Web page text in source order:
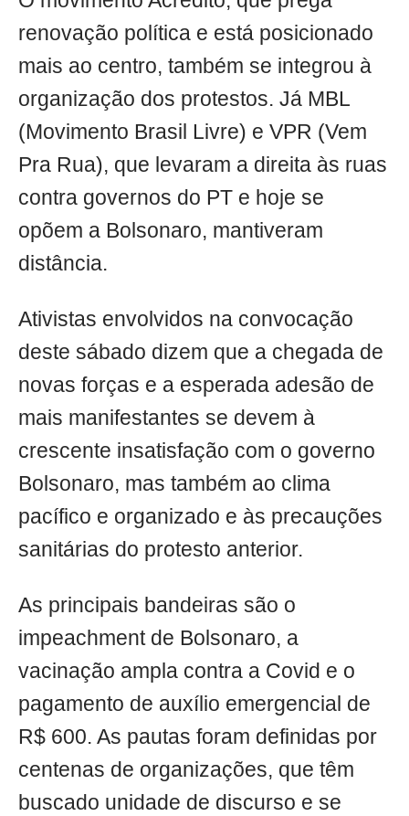
renovação política e está posicionado
mais ao centro, também se integrou à
organização dos protestos. Já MBL
(Movimento Brasil Livre) e VPR (Vem
Pra Rua), que levaram a direita às ruas
contra governos do PT e hoje se
opõem a Bolsonaro, mantiveram
distância.
Ativistas envolvidos na convocação
deste sábado dizem que a chegada de
novas forças e a esperada adesão de
mais manifestantes se devem à
crescente insatisfação com o governo
Bolsonaro, mas também ao clima
pacífico e organizado e às precauções
sanitárias do protesto anterior.
As principais bandeiras são o
impeachment de Bolsonaro, a
vacinação ampla contra a Covid e o
pagamento de auxílio emergencial de
R$ 600. As pautas foram definidas por
centenas de organizações, que têm
buscado unidade de discurso e se